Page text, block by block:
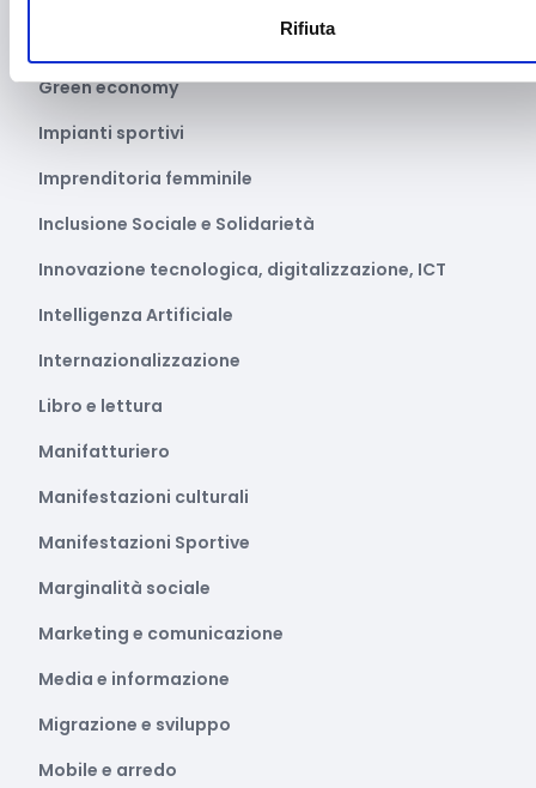
Rifiuta
Green economy
Impianti sportivi
Imprenditoria femminile
Inclusione Sociale e Solidarietà
Innovazione tecnologica, digitalizzazione, ICT
Intelligenza Artificiale
Internazionalizzazione
Libro e lettura
Manifatturiero
Manifestazioni culturali
Manifestazioni Sportive
Marginalità sociale
Marketing e comunicazione
Media e informazione
Migrazione e sviluppo
Mobile e arredo